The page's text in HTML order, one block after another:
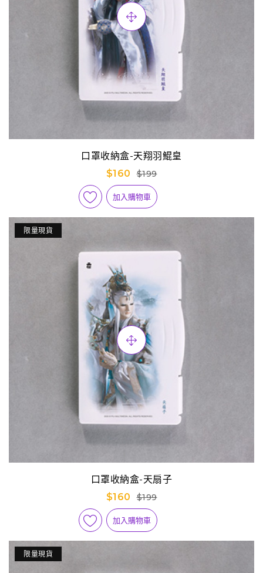
口罩收納盒-天翔羽鯤皇
$160
$199
加入購物車
限量現貨
口罩收納盒-天扇子
$160
$199
加入購物車
限量現貨